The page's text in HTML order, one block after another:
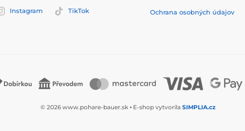
Instagram
TikTok
Ochrana osobných údajov
© 2026 www.pohare-bauer.sk ⦁ E-shop vytvorila SIMPLIA.cz